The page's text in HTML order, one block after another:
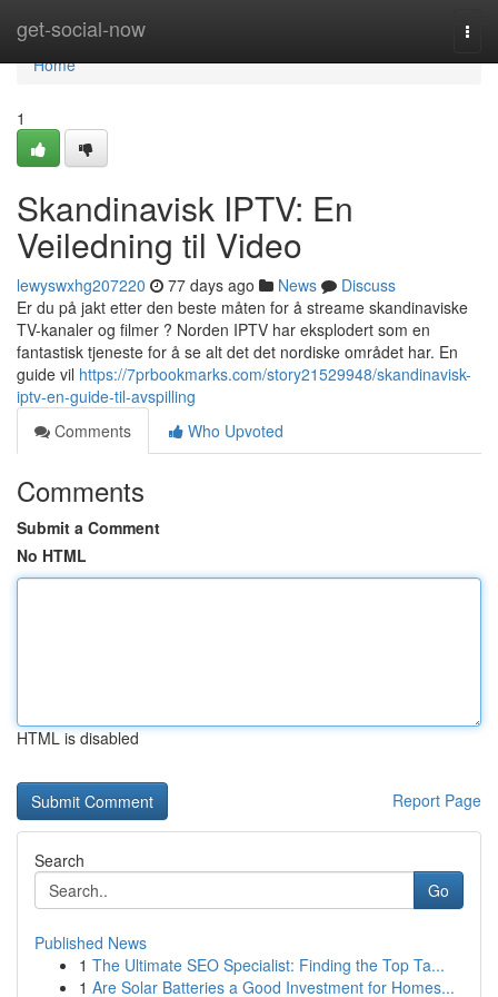
get-social-now
Home
Home
1
Skandinavisk IPTV: En
Veiledning til Video
lewyswxhg207220 77 days ago News
Discuss
Er du på jakt etter den beste måten for å streame skandinaviske
TV-kanaler og filmer ? Norden IPTV har eksplodert som en
fantastisk tjeneste for å se alt det det nordiske området har. En
guide vil https://7prbookmarks.com/story21529948/skandinavisk-
iptv-en-guide-til-avspilling
Comments
Who Upvoted
Comments
Submit a Comment
No HTML
HTML is disabled
Report Page
Search
Go
Published News
1 The Ultimate SEO Specialist: Finding the Top Ta...
1 Are Solar Batteries a Good Investment for Homes...